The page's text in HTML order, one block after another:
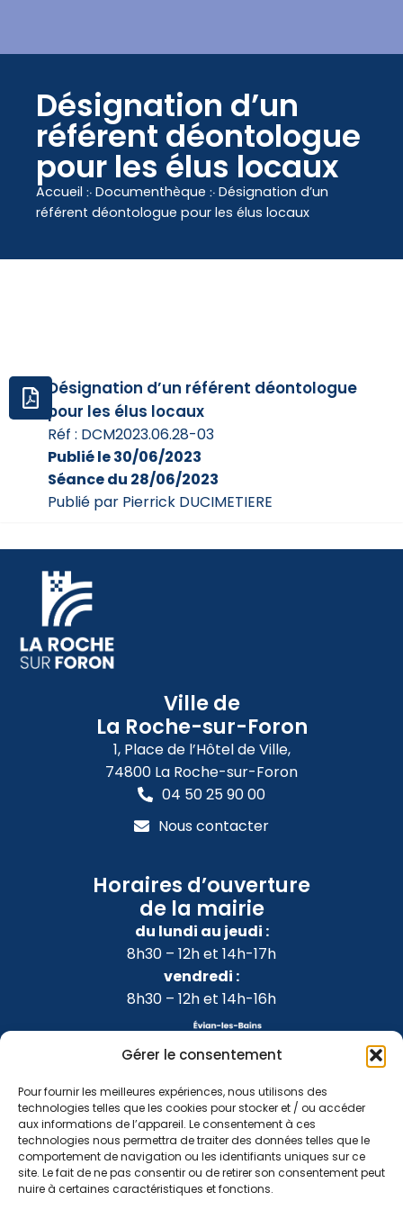
Gérer le consentement
Pour fournir les meilleures expériences, nous utilisons des
technologies telles que les cookies pour stocker et / ou accéder
aux informations de l’appareil. Le consentement à ces
technologies nous permettra de traiter des données telles que le
comportement de navigation ou les identifiants uniques sur ce
site. Le fait de ne pas consentir ou de retirer son consentement peut
nuire à certaines caractéristiques et fonctions.
Désignation d’un
référent déontologue
pour les élus locaux
Accueil ჻ Documenthèque ჻ Désignation d’un
référent déontologue pour les élus locaux
Désignation d’un référent déontologue
pour les élus locaux
Réf : DCM2023.06.28-03
Publié le 30/06/2023
Séance du 28/06/2023
Publié par Pierrick DUCIMETIERE
Ville de
La Roche-sur-Foron
1, Place de l’Hôtel de Ville,
74800 La Roche-sur-Foron
04 50 25 90 00
Nous contacter
Horaires d’ouverture
de la mairie
du lundi au jeudi :
8h30 – 12h et 14h-17h
vendredi :
8h30 – 12h et 14h-16h